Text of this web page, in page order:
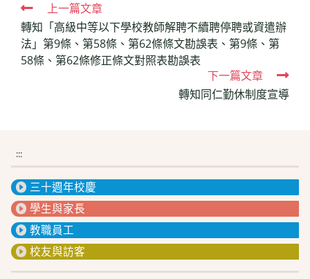
Read
more
articles
上一篇文章
轉知「高級中等以下學校教師解聘不續聘停聘或資遣辦
法」第9條、第58條、第62條條文勘誤表、第9條、第
58條、第62條修正條文對照表勘誤表
下一篇文章
轉知同仁勤休制度宣導
:::
三十週年校慶
學生與家長
教職員工
校友與訪客